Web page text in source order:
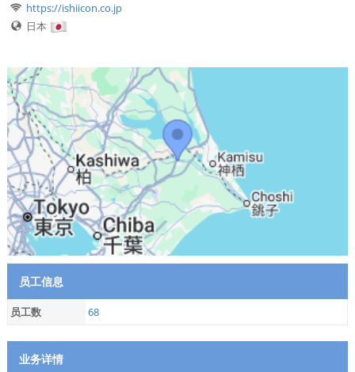
https://ishiicon.co.jp
日本
员工信息
员工数 68
业务详情